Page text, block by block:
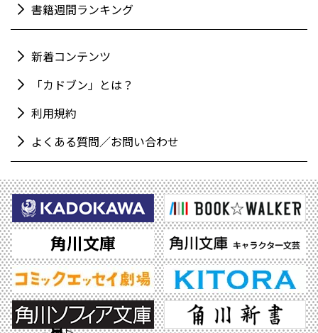
書籍週間ランキング
新着コンテンツ
「カドブン」とは？
利用規約
よくある質問／お問い合わせ